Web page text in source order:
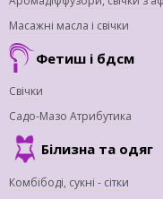
Масажні масла і свічки
Фетиш і бдсм
Свічки
Садо-Мазо Атрибутика
Білизна та одяг
Комбібоді, сукні - сітки